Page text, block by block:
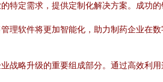
特定需求，提供定制化解决方案。成功
理软件将更加智能化，助力制药企业在数
战略升级的重要组成部分。通过高效利